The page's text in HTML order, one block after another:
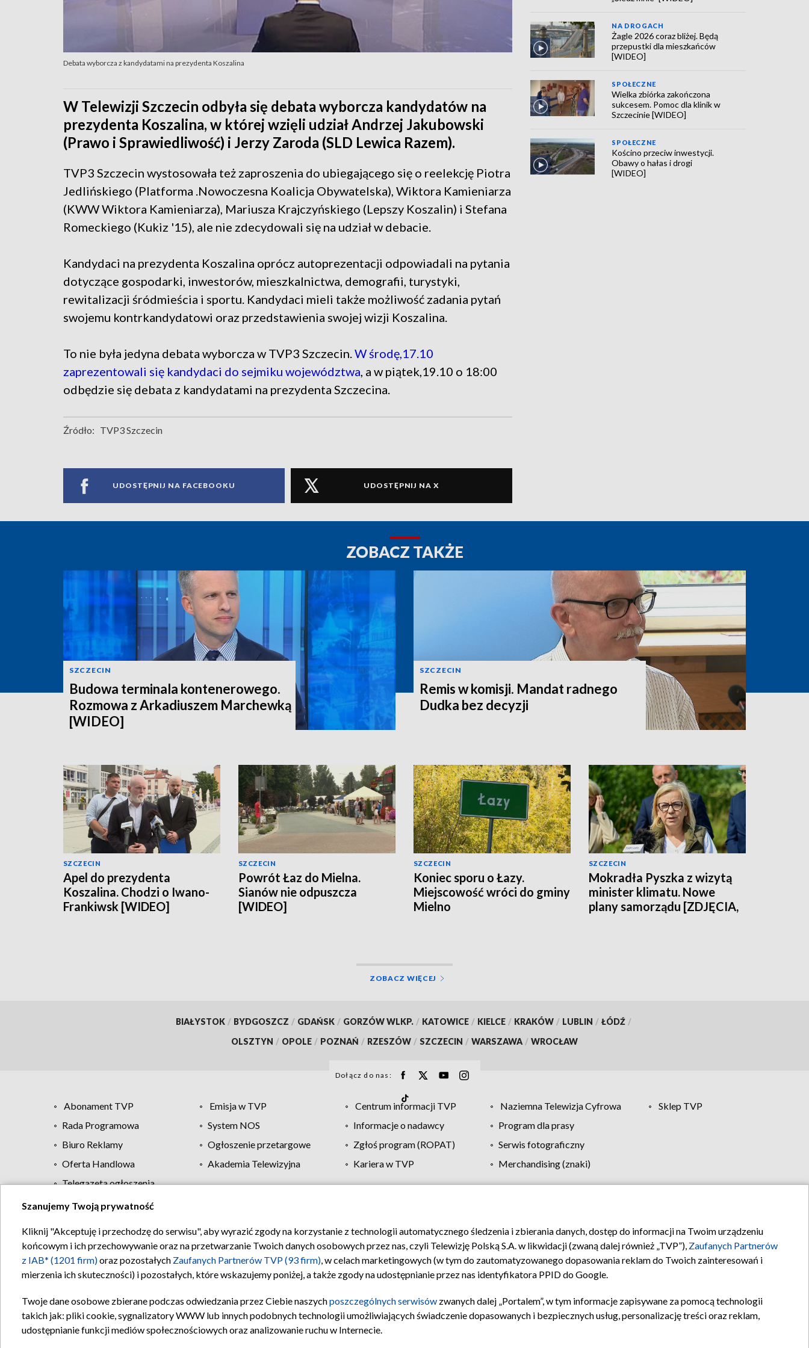
Debata wyborcza z kandydatami na prezydenta Koszalina
W Telewizji Szczecin odbyła się debata wyborcza kandydatów na
prezydenta Koszalina, w której wzięli udział Andrzej Jakubowski
(Prawo i Sprawiedliwość) i Jerzy Zaroda (SLD Lewica Razem).
TVP3 Szczecin wystosowała też zaproszenia do ubiegającego się o reelekcję Piotra
Jedlińskiego (Platforma .Nowoczesna Koalicja Obywatelska), Wiktora Kamieniarza
(KWW Wiktora Kamieniarza), Mariusza Krajczyńskiego (Lepszy Koszalin) i Stefana
Romeckiego (Kukiz '15), ale nie zdecydowali się na udział w debacie.
Kandydaci na prezydenta Koszalina oprócz autoprezentacji odpowiadali na pytania
dotyczące gospodarki, inwestorów, mieszkalnictwa, demografii, turystyki,
rewitalizacji śródmieścia i sportu. Kandydaci mieli także możliwość zadania pytań
swojemu kontrkandydatowi oraz przedstawienia swojej wizji Koszalina.
To nie była jedyna debata wyborcza w TVP3 Szczecin. W środę,17.10
zaprezentowali się kandydaci do sejmiku województwa , a w piątek,19.10 o 18:00
odbędzie się debata z kandydatami na prezydenta Szczecina.
Źródło: TVP3 Szczecin
UDOSTĘPNIJ NA FACEBOOKU UDOSTĘPNIJ NA X
NA DROGACH
Żagle 2026 coraz bliżej. Będą
przepustki dla mieszkańców
[WIDEO]
SPOŁECZNE
Wielka zbiórka zakończona
sukcesem. Pomoc dla klinik w
Szczecinie [WIDEO]
SPOŁECZNE
Kościno przeciw inwestycji.
Obawy o hałas i drogi
[WIDEO]
ZOBACZ TAKŻE
SZCZECIN
Budowa terminala kontenerowego.
Rozmowa z Arkadiuszem Marchewką
[WIDEO]
SZCZECIN
Remis w komisji. Mandat radnego
Dudka bez decyzji
SZCZECIN
Apel do prezydenta
Koszalina. Chodzi o Iwano-
Frankiwsk [WIDEO]
SZCZECIN
Powrót Łaz do Mielna.
Sianów nie odpuszcza
[WIDEO]
SZCZECIN
Koniec sporu o Łazy.
Miejscowość wróci do gminy
Mielno
SZCZECIN
Mokradła Pyszka z wizytą
minister klimatu. Nowe
plany samorządu [ZDJĘCIA,
ZOBACZ WIĘCEJ
BIAŁYSTOK / BYDGOSZCZ / GDAŃSK / GORZÓW WLKP. / KATOWICE / KIELCE / KRAKÓW / LUBLIN / ŁÓDŹ /
OLSZTYN / OPOLE / POZNAŃ / RZESZÓW / SZCZECIN / WARSZAWA / WROCŁAW
Dołącz do nas:
Abonament TVP Emisja w TVP Centrum informacji TVP Naziemna Telewizja Cyfrowa
Sklep TVP
Rada Programowa
System NOS Informacje o nadawcy
Program dla prasy
Biuro Reklamy
Ogłoszenie przetargowe Zgłoś program (ROPAT)
Serwis fotograficzny
Oferta Handlowa
Akademia Telewizyjna Kariera w TVP
Merchandising (znaki)
Telegazeta ogłoszenia
Regulamin TVP Polityka prywatności Moje zgody Pomoc Biuro reklamy Kontakt
Szanujemy Twoją prywatność
Kliknij "Akceptuję i przechodzę do serwisu", aby wyrazić zgody na korzystanie z technologii automatycznego śledzenia i zbierania danych, dostęp do informacji na Twoim urządzeniu
końcowym i ich przechowywanie oraz na przetwarzanie Twoich danych osobowych przez nas, czyli Telewizję Polską S.A. w likwidacji (zwaną dalej również „TVP”), Zaufanych Partnerów
z IAB* (1201 firm)oraz pozostałych Zaufanych Partnerów TVP (93 firm), w celach marketingowych (w tym do zautomatyzowanego dopasowania reklam do Twoich zainteresowań i
mierzenia ich skuteczności) i pozostałych, które wskazujemy poniżej, a także zgody na udostępnianie przez nas identyfikatora PPID do Google.
Twoje dane osobowe zbierane podczas odwiedzania przez Ciebie naszychposzczególnych serwisów zwanych dalej „Portalem”, w tym informacje zapisywane za pomocą technologii
takich jak: pliki cookie, sygnalizatory WWW lub innych podobnych technologii umożliwiających świadczenie dopasowanych i bezpiecznych usług, personalizację treści oraz reklam,
udostępnianie funkcji mediów społecznościowych oraz analizowanie ruchu w Internecie.